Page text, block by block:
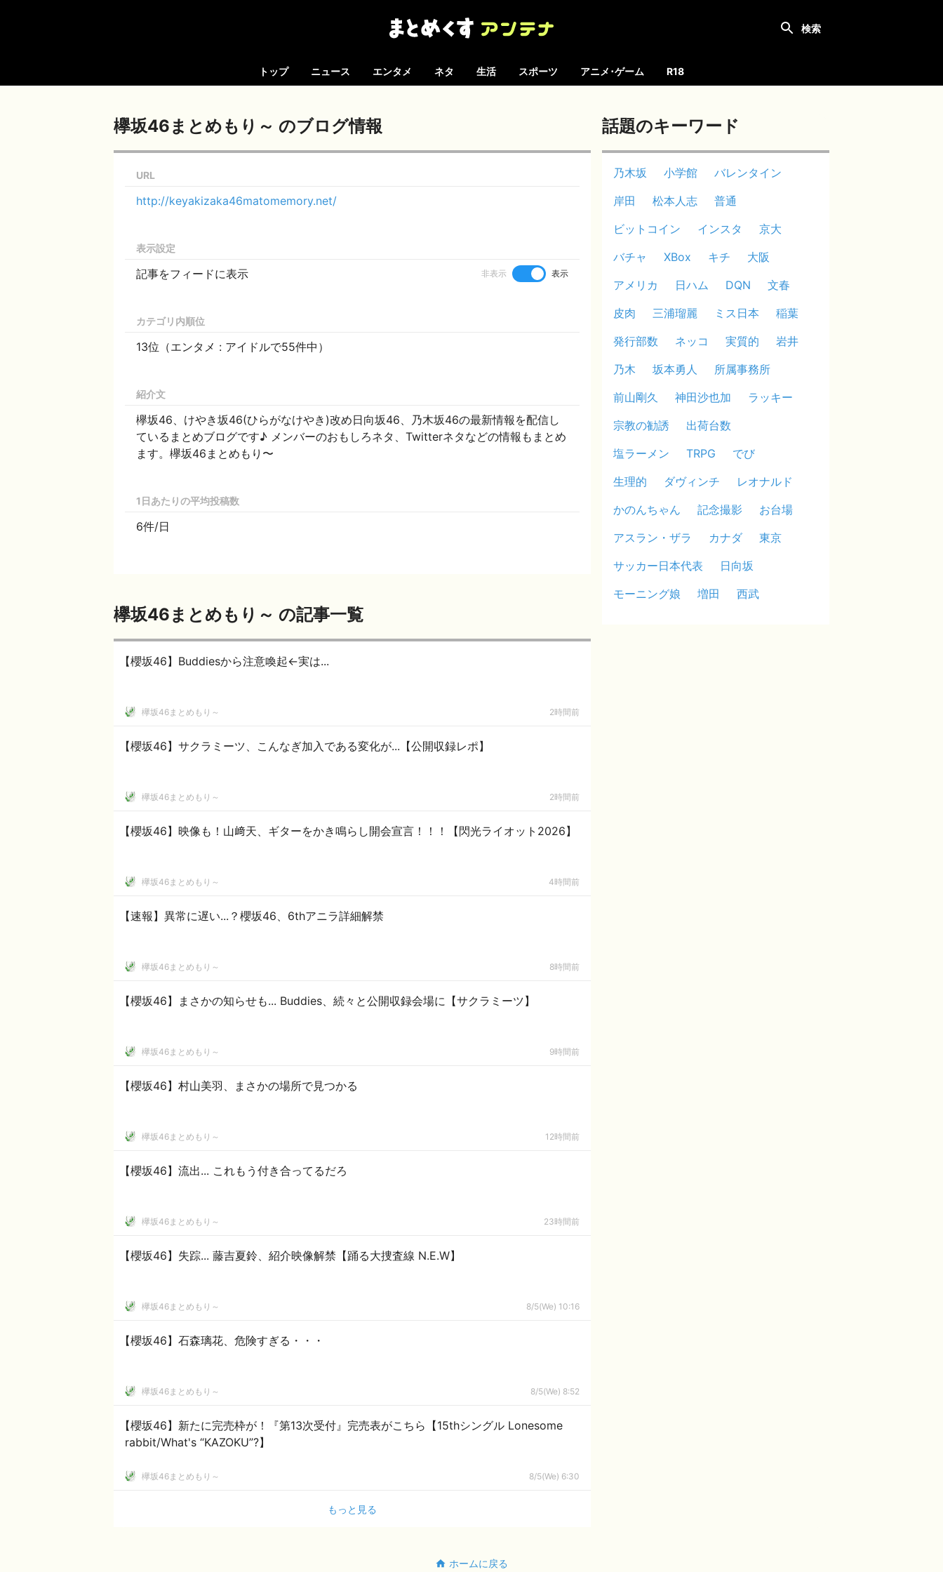
トップ ニュース エンタメ ネタ 生活 スポーツ アニメ･ゲーム R18
欅坂46まとめもり～ のブログ情報
URL
http://keyakizaka46matomemory.net/
表示設定
記事をフィードに表示 非表示 表示
カテゴリ内順位
13位（エンタメ : アイドルで55件中）
紹介文
欅坂46、けやき坂46(ひらがなけやき)改め日向坂46、乃木坂46の最新情報を配信し
ているまとめブログです♪ メンバーのおもしろネタ、Twitterネタなどの情報もまとめ
ます。欅坂46まとめもり〜
1日あたりの平均投稿数
6件/日
欅坂46まとめもり～ の記事一覧
【櫻坂46】Buddiesから注意喚起←実は...
欅坂46まとめもり～ 2時間前
【櫻坂46】サクラミーツ、こんなぎ加入である変化が...【公開収録レポ】
欅坂46まとめもり～ 2時間前
【櫻坂46】映像も！山﨑天、ギターをかき鳴らし開会宣言！！！【閃光ライオット2026】
欅坂46まとめもり～ 4時間前
【速報】異常に遅い...？櫻坂46、6thアニラ詳細解禁
欅坂46まとめもり～ 8時間前
【櫻坂46】まさかの知らせも... Buddies、続々と公開収録会場に【サクラミーツ】
欅坂46まとめもり～ 9時間前
【櫻坂46】村山美羽、まさかの場所で見つかる
欅坂46まとめもり～ 12時間前
【櫻坂46】流出... これもう付き合ってるだろ
欅坂46まとめもり～ 23時間前
【櫻坂46】失踪... 藤吉夏鈴、紹介映像解禁【踊る大捜査線 N.E.W】
欅坂46まとめもり～ 8/5(We) 10:16
【櫻坂46】石森璃花、危険すぎる・・・
欅坂46まとめもり～ 8/5(We) 8:52
【櫻坂46】新たに完売枠が！『第13次受付』完売表がこちら【15thシングル Lonesome
rabbit/What's “KAZOKU”?】
欅坂46まとめもり～ 8/5(We) 6:30
もっと見る
話題のキーワード
乃木坂 小学館
バレンタイン
岸田
松本人志
普通
ビットコイン
インスタ
京大
バチャ
XBox キチ
大阪
アメリカ
日ハム DQN
文春
皮肉
三浦瑠麗 ミス日本
稲葉
発行部数
ネッコ 実質的
岩井
乃木
坂本勇人
所属事務所
前山剛久
神田沙也加
ラッキー
宗教の勧誘
出荷台数
塩ラーメン
TRPG
でび
生理的
ダヴィンチ
レオナルド
かのんちゃん
記念撮影
お台場
アスラン・ザラ
カナダ
東京
サッカー日本代表
日向坂
モーニング娘
増田 西武
ホームに戻る